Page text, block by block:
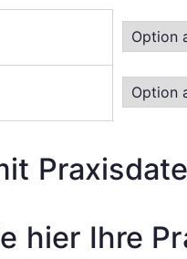
hier Ihre